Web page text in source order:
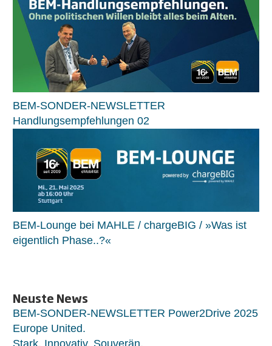
BEM-SONDER-NEWSLETTER
Handlungsempfehlungen 02
BEM-Lounge bei MAHLE / chargeBIG / »Was ist
eigentlich Phase..?«
Neuste News
BEM-SONDER-NEWSLETTER Power2Drive 2025
Europe United.
Stark. Innovativ. Souverän.